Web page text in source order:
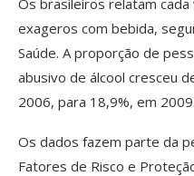
exageros com bebida,
Saúde. A proporção de
abusivo de álcool cresceu
2006, para 18,9%, em 2009.
Os dados fazem parte da
Fatores de Risco e